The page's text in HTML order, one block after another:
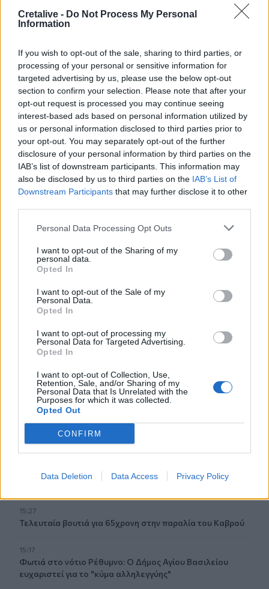
Cretalive - Do Not Process My Personal
Information
If you wish to opt-out of the sale, sharing to third parties, or
processing of your personal or sensitive information for
targeted advertising by us, please use the below opt-out
section to confirm your selection. Please note that after your
opt-out request is processed you may continue seeing
interest-based ads based on personal information utilized by
us or personal information disclosed to third parties prior to
your opt-out. You may separately opt-out of the further
disclosure of your personal information by third parties on the
IAB’s list of downstream participants. This information may
also be disclosed by us to third parties on the IAB’s List of
Downstream Participants that may further disclose it to other
Personal Data Processing Opt Outs
I want to opt-out of the Sharing of my
personal data.
Opted In
I want to opt-out of the Sale of my
Personal Data.
Opted In
I want to opt-out of processing my
Personal Data for Targeted Advertising.
Opted In
I want to opt-out of Collection, Use,
Retention, Sale, and/or Sharing of my
Personal Data that Is Unrelated with the
Purposes for which it was collected.
Opted Out
CONFIRM
Data Deletion Data Access Privacy Policy
Δομή Μεταναστών Κωστής Μαυρικάκης Απόψεις
Γίνε ο ρεπόρτερ του CRETALIVE
Εντυπωσιάζουν οι εικόνες από το νέο αεροδρόμιο στο
Καστέλλι- Δείτε βίντεο
Πολιτική Προστασία: Νέα εναέρια μέσα και τεχνολογία
15:36
ΔΕΕΠ Ηρακλείου: «Η Κρήτη βρίσκεται στις
προτεραιότητες της κυβέρνησης»
Η 97χρονη που περπάτησε πάνω σε φτερό αεροπλάνου
και έσπασε το προηγούμενο (δικό της) ρεκόρ Γκίνες
15:27
Τελευταία βουτιά για 65χρονη στην παραλία του Καβρού
15:17
Φωτιά στο νότιο Ρέθυμνο: Ο Δήμος Αγίου Βασιλείου
ευχαριστεί για το "κύμα αλληλεγγύης"